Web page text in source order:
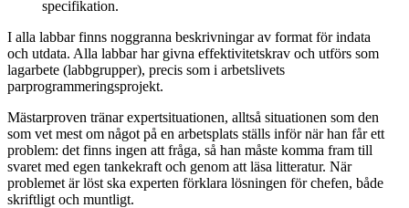
specifikation.
I alla labbar finns noggranna beskrivningar av format för indata
och utdata. Alla labbar har givna effektivitetskrav och utförs som
lagarbete (labbgrupper), precis som i arbetslivets
parprogrammeringsprojekt.
Mästarproven tränar expertsituationen, alltså situationen som den
som vet mest om något på en arbetsplats ställs inför när han får ett
problem: det finns ingen att fråga, så han måste komma fram till
svaret med egen tankekraft och genom att läsa litteratur. När
problemet är löst ska experten förklara lösningen för chefen, både
skriftligt och muntligt.